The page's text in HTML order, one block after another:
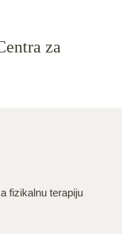
za
fizikalnu terapiju